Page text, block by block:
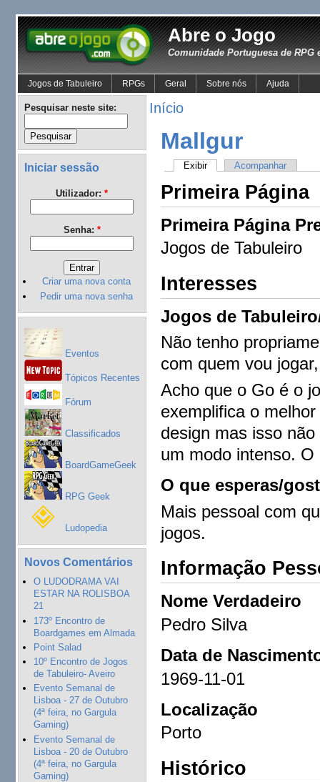
Abre o Jogo
Comunidade Portuguesa de RPG
Jogos de Tabuleiro RPGs Geral Sobre nós Ajuda
Pesquisar neste site:
Iniciar sessão
Utilizador: *
Senha: *
Criar uma nova conta
Pedir uma nova senha
Eventos
Tópicos Recentes
Fórum
Classificados
BoardGameGeek
RPG Geek
Ludopedia
Novos Comentários
O LUDODRAMA VAI
ESTAR NA ROLISBOA
21
173º Encontro de
Boardgames em Almada
Point Salad
10º Encontro de Jogos
de Tabuleiro- Aveiro
Evento Semanal de
Lisboa - 27 de Outubro
(4ª feira, no Gargula
Gaming)
Evento Semanal de
Lisboa - 20 de Outubro
(4ª feira, no Gargula
Gaming)
Início
Mallgur
Exibir Acompanhar
Primeira Página
Primeira Página
Jogos de Tabuleiro
Interesses
Jogos de
Não tenho
com quem vou
Acho que o Go é o
exemplifica o
design mas isso
um modo intenso.
O que esperas/
Mais pessoal com
jogos.
Informação
Nome Verdadeiro
Pedro Silva
Data de
1969-11-01
Localização
Porto
Histórico